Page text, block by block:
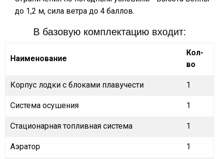
до 1,2 м, сила ветра до 4 баллов.
В базовую комплектацию входит:
Наименование
Кол-
во
Корпус лодки с блоками плавучести 1
Система осушения 1
Стационарная топливная система 1
Аэратор 1